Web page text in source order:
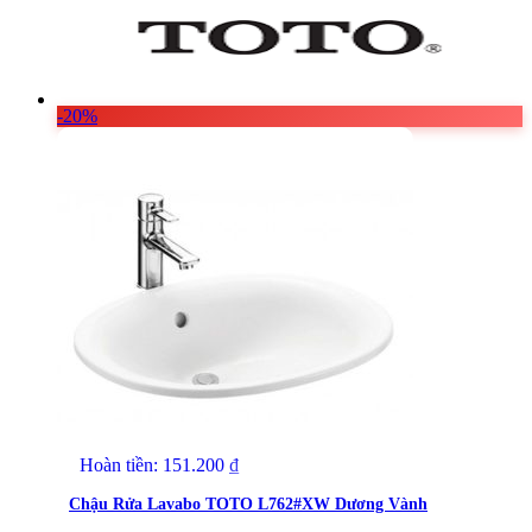
Thiết Bị Nước STIEBEL ELTRON
Thiết Bị Nước TÂN Á ĐẠI THÀNH
-20%
Hoàn tiền: 151.200 ₫
Chậu Rửa Lavabo TOTO L762#XW Dương Vành